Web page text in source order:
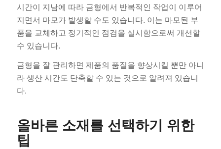
시간이 지남에 따라 금형에서 반복적인 작업이 이루어
지면서 마모가 발생할 수도 있습니다. 이는 마모된 부
품을 교체하고 정기적인 점검을 실시함으로써 개선할
수 있습니다.
금형을 잘 관리하면 제품의 품질을 향상시킬 뿐만 아니
라 생산 시간도 단축할 수 있는 것으로 알려져 있습니
다.
올바른 소재를 선택하기 위한
팁